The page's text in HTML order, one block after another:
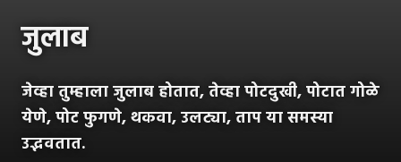
जुलाब
जेव्हा तुम्हाला जुलाब होतात, तेव्हा पोटदुखी, पोटात गोळे
येणे, पोट फुगणे, थकवा, उलट्या, ताप या समस्या
उद्भवतात.